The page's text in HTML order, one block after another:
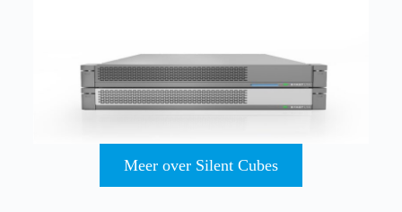
Meer over Silent Cubes